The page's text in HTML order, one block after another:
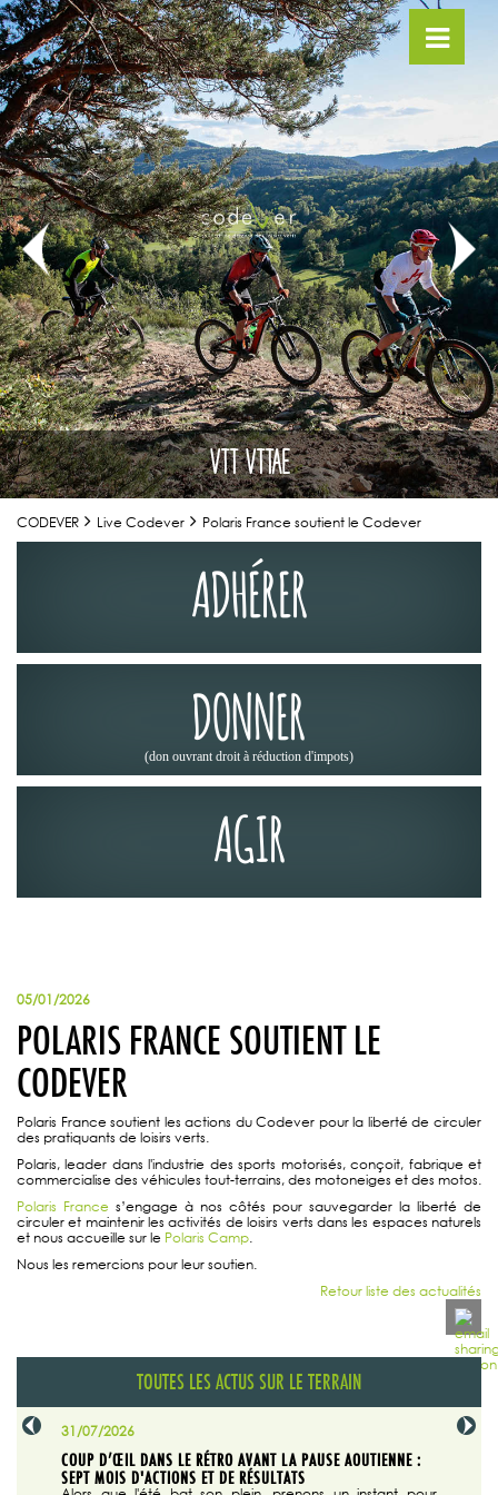
VTT VTTAE
CODEVER Live Codever Polaris France soutient le Codever
ADHÉRER
DONNER
(don ouvrant droit à réduction d'impots)
AGIR
05/01/2026
POLARIS FRANCE SOUTIENT LE
CODEVER
Polaris France soutient les actions du Codever pour la liberté de circuler
des pratiquants de loisirs verts.
Polaris, leader dans l'industrie des sports motorisés, conçoit, fabrique et
commercialise des véhicules tout-terrains, des motoneiges et des motos.
Polaris France s’engage à nos côtés pour sauvegarder la liberté de
circuler et maintenir les activités de loisirs verts dans les espaces naturels
et nous accueille sur le Polaris Camp.
Nous les remercions pour leur soutien.
Retour liste des actualités
TOUTES LES ACTUS SUR LE TERRAIN
31/07/2026
COUP D’ŒIL DANS LE RÉTRO AVANT LA PAUSE AOUTIENNE :
SEPT MOIS D'ACTIONS ET DE RÉSULTATS
29/07/